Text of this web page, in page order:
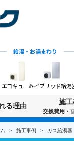
給湯・お湯まわり
エコキュートハイブリッド給湯
る理由
施工
交換費用・
施工事例 ガス給湯器